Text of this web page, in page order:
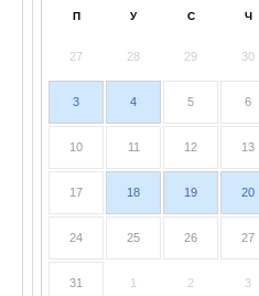
П У С Ч
27 28 29 30
3 4 5 6
10 11 12 13
17 18 19 20
24 25 26 27
31 1 2 3